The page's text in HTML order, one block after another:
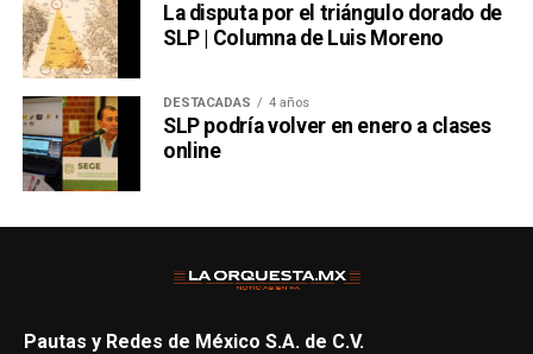
La disputa por el triángulo dorado de
SLP | Columna de Luis Moreno
DESTACADAS 4 años
SLP podría volver en enero a clases
online
Pautas y Redes de México S.A. de C.V.